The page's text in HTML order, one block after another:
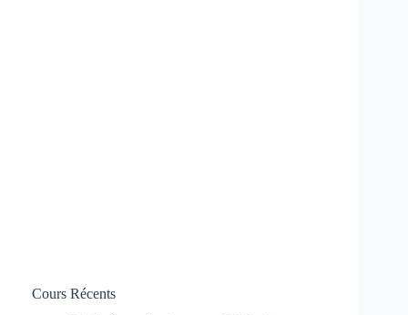
Cours Récents